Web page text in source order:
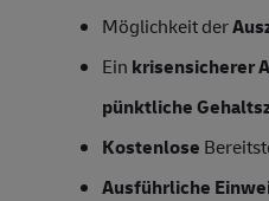
Möglichkeit der
Ein krisensicherer
pünktliche
Kostenlose
Ausführliche